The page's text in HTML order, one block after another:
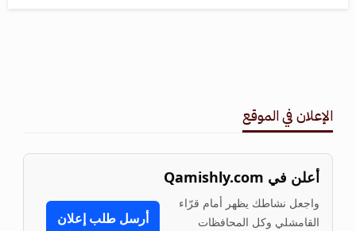
الإعلان في الموقع
أعلن في Qamishly.com
واجعل نشاطك يظهر أمام قرّاء
القامشلي وكل المحافظات
أرسل طلب إعلان